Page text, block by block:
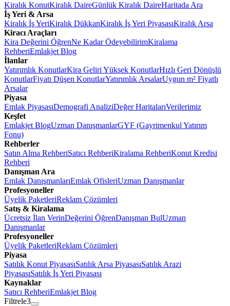
Kiralık KonutKiralık DaireGünlük Kiralık DaireHaritada Ara
İş Yeri & Arsa
Kiralık İş YeriKiralık DükkanKiralık İş Yeri PiyasasıKiralık Arsa
Kiracı Araçları
Kira Değerini ÖğrenNe Kadar ÖdeyebilirimKiralama
RehberiEmlakjet Blog
İlanlar
Yatırımlık KonutlarKira Geliri Yüksek KonutlarHızlı Geri Dönüşlü
KonutlarFiyatı Düşen KonutlarYatırımlık ArsalarUygun m² Fiyatlı
Arsalar
Piyasa
Emlak PiyasasıDemografi AnaliziDeğer HaritalarıVerilerimiz
Keşfet
Emlakjet BlogUzman DanışmanlarGYF (Gayrimenkul Yatırım
Fonu)
Rehberler
Satın Alma RehberiSatıcı RehberiKiralama RehberiKonut Kredisi
Rehberi
Danışman Ara
Emlak DanışmanlarıEmlak OfisleriUzman Danışmanlar
Profesyoneller
Üyelik PaketleriReklam Çözümleri
Satış & Kiralama
Ücretsiz İlan VerinDeğerini ÖğrenDanışman BulUzman
Danışmanlar
Profesyoneller
Üyelik PaketleriReklam Çözümleri
Piyasa
Satılık Konut PiyasasıSatılık Arsa PiyasasıSatılık Arazi
PiyasasıSatılık İş Yeri Piyasası
Kaynaklar
Satıcı RehberiEmlakjet Blog
Filtrele3